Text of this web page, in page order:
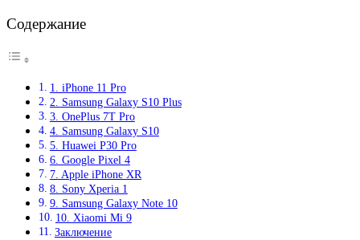
Содержание
1. iPhone 11 Pro
2. Samsung Galaxy S10 Plus
3. OnePlus 7T Pro
4. Samsung Galaxy S10
5. Huawei P30 Pro
6. Google Pixel 4
7. Apple iPhone XR
8. Sony Xperia 1
9. Samsung Galaxy Note 10
10. Xiaomi Mi 9
Заключение